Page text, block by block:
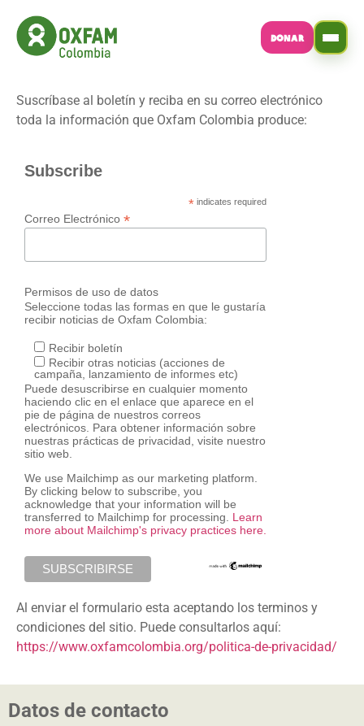
DONAR
Suscríbase al boletín y reciba en su correo electrónico
toda la información que Oxfam Colombia produce:
Subscribe
*indicates required
Correo Electrónico *
Permisos de uso de datos
Seleccione todas las formas en que le gustaría
recibir noticias de Oxfam Colombia:
Recibir boletín
Recibir otras noticias (acciones de
campaña, lanzamiento de informes etc)
Puede desuscribirse en cualquier momento
haciendo clic en el enlace que aparece en el
pie de página de nuestros correos
electrónicos. Para obtener información sobre
nuestras prácticas de privacidad, visite nuestro
sitio web.
We use Mailchimp as our marketing platform.
By clicking below to subscribe, you
acknowledge that your information will be
transferred to Mailchimp for processing. Learn
more about Mailchimp's privacy practices here.
Al enviar el formulario esta aceptando los terminos y
condiciones del sitio. Puede consultarlos aquí:
https://www.oxfamcolombia.org/politica-de-privacidad/
Datos de contacto